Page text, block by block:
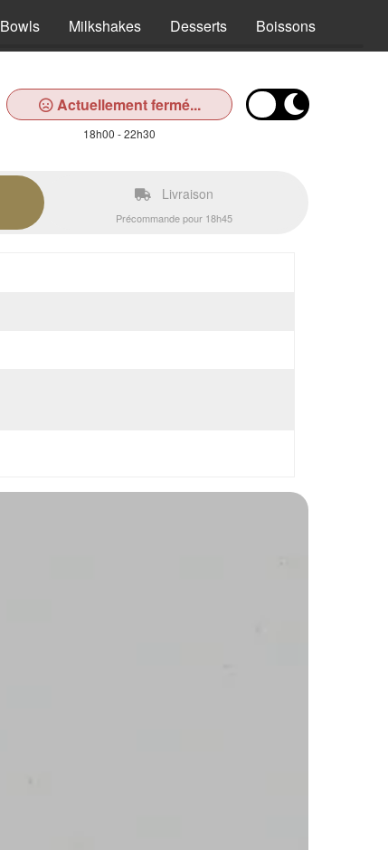
Bowls Milkshakes Desserts Boissons
Actuellement fermé...
18h00 - 22h30
Livraison
Précommande pour 18h45